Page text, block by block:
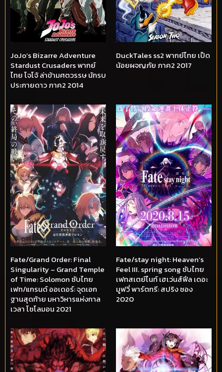
JoJo’s Bizarre Adventure
Stardust Crusaders พากย์
ไทย โจโจ้ ล่าข้ามศตวรรษ นักรบ
ประกายดาว ภาค2 2014
DuckTales ss2 พากย์ไทย เป็ด
น้อยผจญภัย ภาค2 2017
Fate/Grand Order: Final
Singularity – Grand Temple
of Time: Solomon ซับไทย
เฟท/แกรนด์ ออเดอร์: จุดเอก
ฐานสุดท้าย มหาวิหารแห่งกาล
เวลา โซโลมอน 2021
Fate/stay night: Heaven’s
Feel III. spring song ซับไทย
เฟทสเตย์ไนท์ เฮเว่นส์ฟีล เดอะ
มูฟวี่ พาร์ตทรี: สปริง ซอง
2020